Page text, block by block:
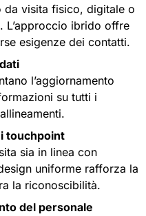
da visita fisico, digitale o
L’approccio ibrido offre
esigenze dei contatti.
l’aggiornamento
su tutti i
touchpoint
sia in linea con
uniforme rafforza la
la riconoscibilità.
del personale